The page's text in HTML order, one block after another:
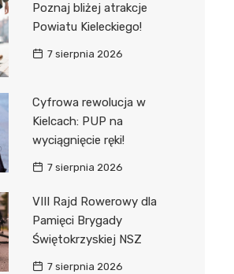
Poznaj bliżej atrakcje
Powiatu Kieleckiego!
7 sierpnia 2026
Cyfrowa rewolucja w
Kielcach: PUP na
wyciągnięcie ręki!
7 sierpnia 2026
VIII Rajd Rowerowy dla
Pamięci Brygady
Świętokrzyskiej NSZ
7 sierpnia 2026